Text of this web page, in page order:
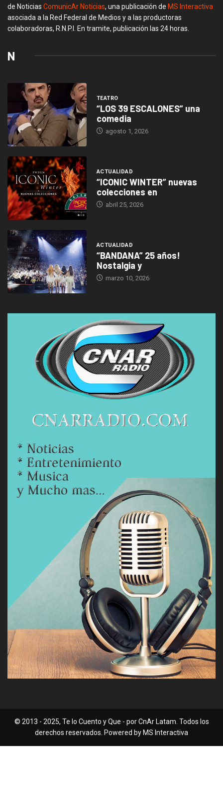
de Noticias ComunicAr Noticias, una publicación de MS Interactiva
asociada a la Red Federal de Medios y a las productoras
colaboradoras, R.N.P.I. En tramite, publicación las 24 horas.
N
TEATRO
“LOS 39 ESCALONES” una
comedia
agosto 1, 2026
ACTUALIDAD
“ICONIC WINTER” nuevas
colecciones en
abril 25, 2026
ACTUALIDAD
“BANDANA” 25 años!
Nostalgia y
marzo 10, 2026
© 2013 - 2025, Te lo Cuento y Que - por CnAr Latam. Todos los
derechos reservados. Powered by MS Interactiva